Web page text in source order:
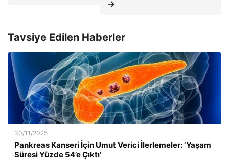
→
Tavsiye Edilen Haberler
30/11/2025
Pankreas Kanseri İçin Umut Verici İlerlemeler: ‘Yaşam
Süresi Yüzde 54’e Çıktı’